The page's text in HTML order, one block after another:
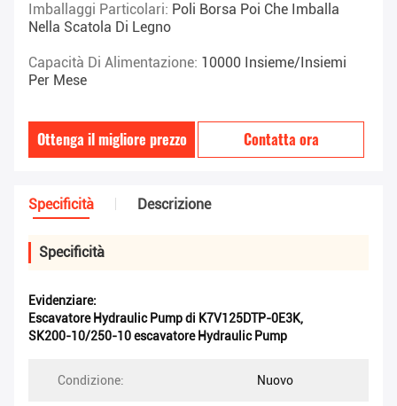
Imballaggi Particolari: Poli Borsa Poi Che Imballa
Nella Scatola Di Legno
Capacità Di Alimentazione: 10000 Insieme/insiemi
Per Mese
Ottenga il migliore prezzo Contatta ora
Specificità Descrizione
Specificità
Evidenziare:
Escavatore Hydraulic Pump di K7V125DTP-0E3K,
SK200-10/250-10 escavatore Hydraulic Pump
Condizione: Nuovo